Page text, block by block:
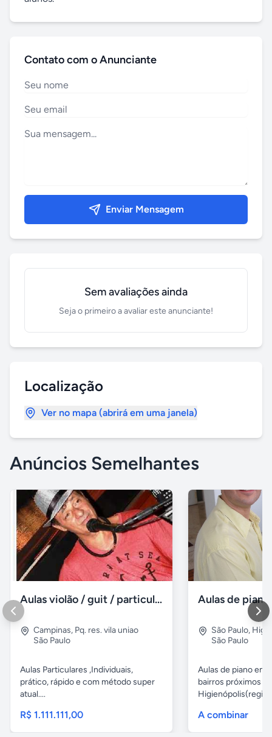
Contato com o Anunciante
Enviar Mensagem
Sem avaliações ainda
Seja o primeiro a avaliar este anunciante!
Localização
Ver no mapa (abrirá em uma janela)
Anúncios Semelhantes
Aulas violão / guit / particular
Campinas, Pq. res. vila uniao
São Paulo
Aulas Particulares ,Individuais,
prático, rápido e com método super
atual....
R$ 1.111.111,00
São Paulo,
São Paulo
Aulas de piano em
bairros próximos
A combinar